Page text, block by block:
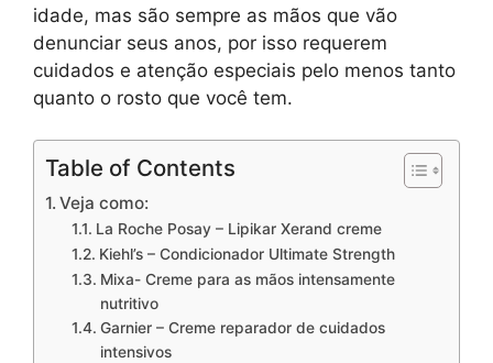
idade, mas são sempre as mãos que vão
denunciar seus anos, por isso requerem
cuidados e atenção especiais pelo menos tanto
quanto o rosto que você tem.
Table of Contents
Veja como:
La Roche Posay – Lipikar Xerand creme
Kiehl’s – Condicionador Ultimate Strength
Mixa- Creme para as mãos intensamente
nutritivo
Garnier – Creme reparador de cuidados
intensivos